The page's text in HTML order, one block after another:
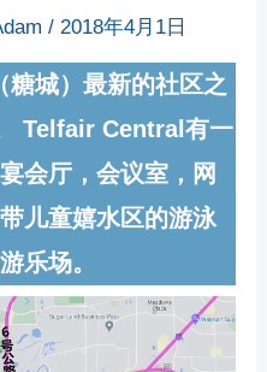
/ 2018年4月1日
城）最新的社区之
Telfair Central有一
会厅，会议室，网
儿童嬉水区的游泳
乐场。